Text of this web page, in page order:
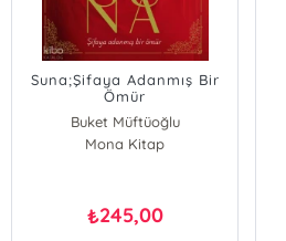
Suna;Şifaya Adanmış Bir
Ömür
Buket Müftüoğlu
Mona Kitap
₺245,00